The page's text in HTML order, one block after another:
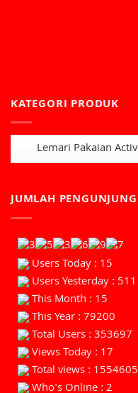
KATEGORI PRODUK
JUMLAH PENGUNJUNG
Users Today : 15
Users Yesterday : 511
This Month : 15
This Year : 79200
Total Users : 353697
Views Today : 17
Total views : 1554605
Who's Online : 2